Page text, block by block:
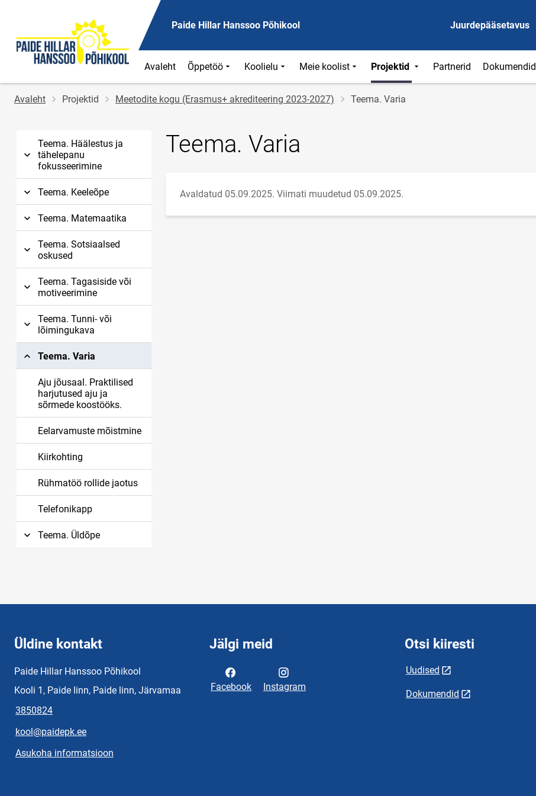
Paide Hillar Hanssoo Põhikool Juurdepääsetavus
Avaleht Õppetöö Koolielu Meie koolist Projektid Partnerid Dokumendid
Jälglink
Avaleht Projektid Meetodite kogu (Erasmus+ akrediteering 2023-2027) Teema. Varia
Teema. Häälestus ja
tähelepanu
fokusseerimine
Teema. Keeleõpe
Teema. Matemaatika
Teema. Sotsiaalsed
oskused
Teema. Tagasiside või
motiveerimine
Teema. Tunni- või
lõimingukava
Teema. Varia
Aju jõusaal. Praktilised
harjutused aju ja
sõrmede koostööks.
Eelarvamuste mõistmine
Kiirkohting
Rühmatöö rollide jaotus
Telefonikapp
Teema. Üldõpe
Teema. Varia
Avaldatud 05.09.2025. Viimati muudetud 05.09.2025.
Üldine kontakt
Paide Hillar Hanssoo Põhikool
Kooli 1, Paide linn, Paide linn, Järvamaa
3850824
kool@paidepk.ee
Asukoha informatsioon
Jälgi meid
Facebook Instagram
Otsi kiiresti
Uudised
Dokumendid